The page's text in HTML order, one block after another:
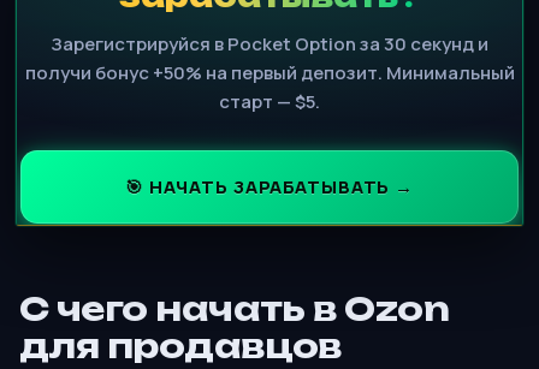
Зарегистрируйся в Pocket Option за 30 секунд и
получи бонус +50% на первый депозит. Минимальный
старт — $5.
🎯 НАЧАТЬ ЗАРАБАТЫВАТЬ →
С чего начать в Ozon
для продавцов